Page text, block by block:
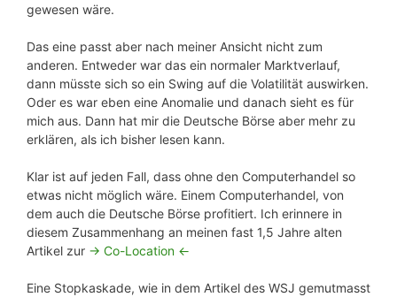
gewesen wäre.
Das eine passt aber nach meiner Ansicht nicht zum
anderen. Entweder war das ein normaler Marktverlauf,
dann müsste sich so ein Swing auf die Volatilität auswirken.
Oder es war eben eine Anomalie und danach sieht es für
mich aus. Dann hat mir die Deutsche Börse aber mehr zu
erklären, als ich bisher lesen kann.
Klar ist auf jeden Fall, dass ohne den Computerhandel so
etwas nicht möglich wäre. Einem Computerhandel, von
dem auch die Deutsche Börse profitiert. Ich erinnere in
diesem Zusammenhang an meinen fast 1,5 Jahre alten
Artikel zur -> Co-Location <-
Eine Stopkaskade, wie in dem Artikel des WSJ gemutmasst